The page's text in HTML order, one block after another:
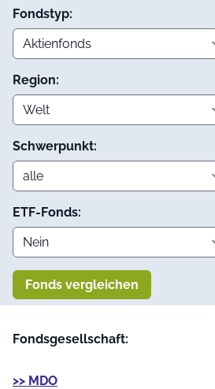
Fondstyp:
Region:
Schwerpunkt:
ETF-Fonds:
Fonds vergleichen
Fondsgesellschaft:
>> MDO